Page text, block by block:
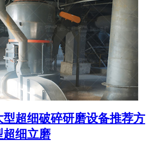
型超细破碎研磨设备推荐方
超细立磨